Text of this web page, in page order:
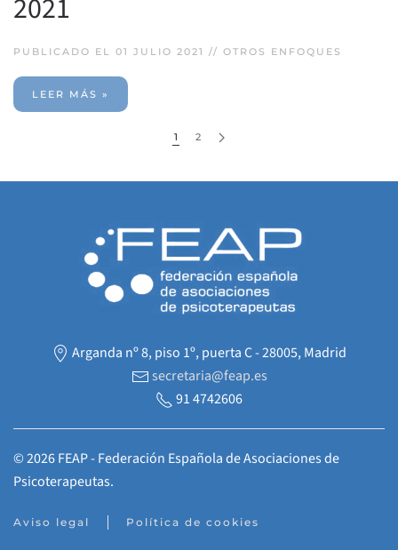
2021
PUBLICADO EL 01 JULIO 2021 // OTROS ENFOQUES
LEER MÁS »
1 2
Arganda nº 8, piso 1º, puerta C - 28005, Madrid
secretaria@feap.es
91 4742606
©2026FEAP - Federación Española de Asociaciones de
Psicoterapeutas.
Aviso legal Política de cookies